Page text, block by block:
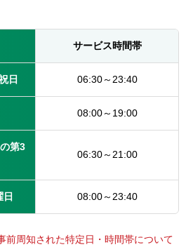
サービス時間帯
日 06:30～23:40
08:00～19:00
第3
06:30～21:00
日 08:00～23:40
前周知された特定日・時間帯について